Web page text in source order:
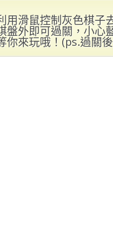
用滑鼠控制灰色棋子
盤外即可過關，小心
你來玩哦！(ps.過關